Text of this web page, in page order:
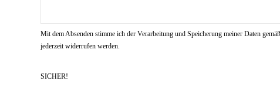
Mit dem Absenden stimme ich der Verarbeitung und Speicherung meiner Daten
jederzeit widerrufen werden.
SICHER!